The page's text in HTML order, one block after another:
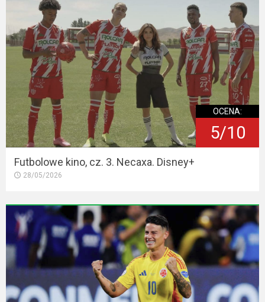
OCENA:
5/10
Futbolowe kino, cz. 3. Necaxa. Disney+
28/05/2026